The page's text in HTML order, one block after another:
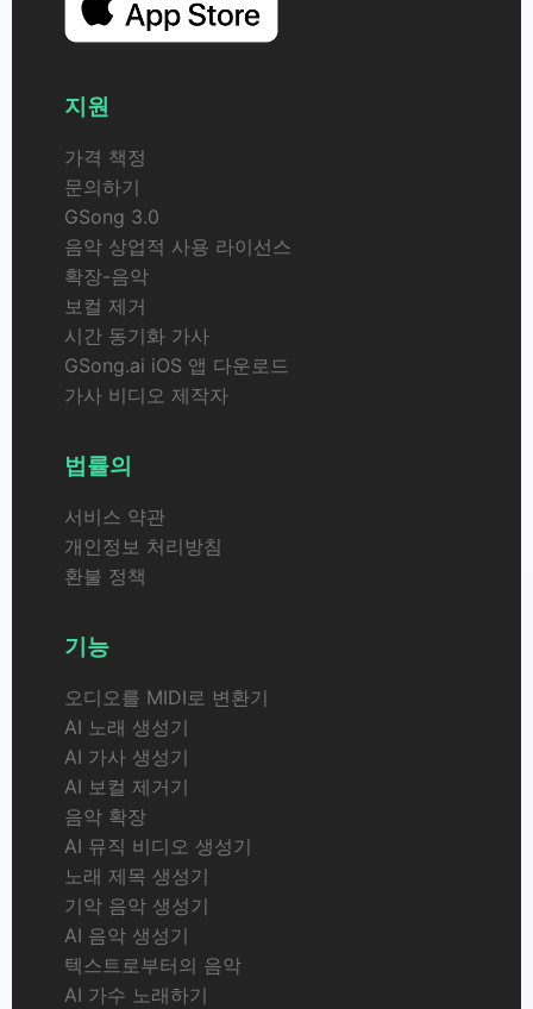
지원
가격 책정
문의하기
GSong 3.0
음악 상업적 사용 라이선스
확장-음악
보컬 제거
시간 동기화 가사
GSong.ai iOS 앱 다운로드
가사 비디오 제작자
법률의
서비스 약관
개인정보 처리방침
환불 정책
기능
오디오를 MIDI로 변환기
AI 노래 생성기
AI 가사 생성기
AI 보컬 제거기
음악 확장
AI 뮤직 비디오 생성기
노래 제목 생성기
기악 음악 생성기
AI 음악 생성기
텍스트로부터의 음악
AI 가수 노래하기